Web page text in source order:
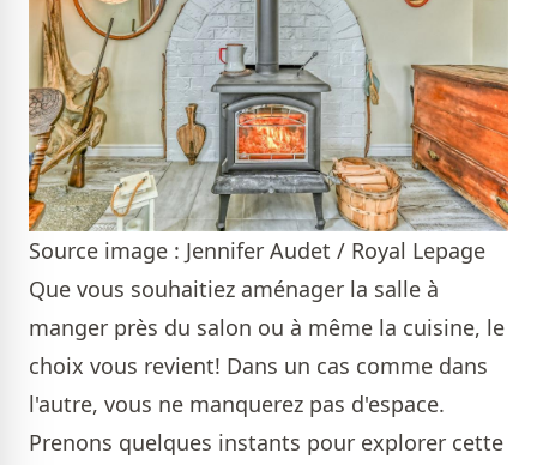
Source image : Jennifer Audet / Royal Lepage
Que vous souhaitiez aménager la salle à
manger près du salon ou à même la cuisine, le
choix vous revient! Dans un cas comme dans
l'autre, vous ne manquerez pas d'espace.
Prenons quelques instants pour explorer cette